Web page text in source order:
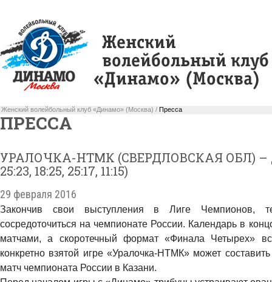
Женский волейбольный клуб «Динамо» (Москва) / Пресса
ПРЕССА
УРАЛОЧКА-НТМК (СВЕРДЛОВСКАЯ ОБЛ) –
25:23, 18:25, 25:17, 11:15)
29 февраля 2016
Закончив свои выступления в Лиге Чемпионов,
сосредоточиться на чемпионате России. Календарь в
матчами, а скоротечный формат «Финала Четырех»
конкретно взятой игре «Уралочка-НТМК» может
матч чемпионата России в Казани.